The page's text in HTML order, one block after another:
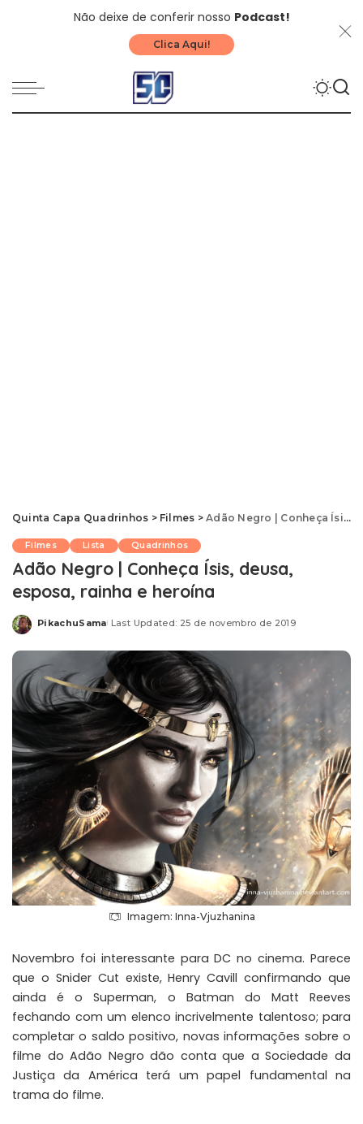
Não deixe de conferir nosso Podcast!
Clica Aqui!
Quinta Capa Quadrinhos > Filmes >Adão Negro | Conheça Ísis, deusa, esposa, rainha e heroína
Filmes Lista Quadrinhos
Adão Negro | Conheça Ísis, deusa,
esposa, rainha e heroína
Posted
PikachuSama Last Updated: 25 de novembro de 2019
Imagem: Inna-Vjuzhanina
Novembro foi interessante para DC no cinema. Parece
que o Snider Cut existe,Henry Cavill confirmando que
ainda é o Superman, o Batman do Matt Reeves
fechando com um elenco incrivelmente talentoso; para
completar o saldo positivo, novas informações sobre o
filme do Adão Negro dão conta que a Sociedade da
Justiça da América terá um papel fundamental na
trama do filme.